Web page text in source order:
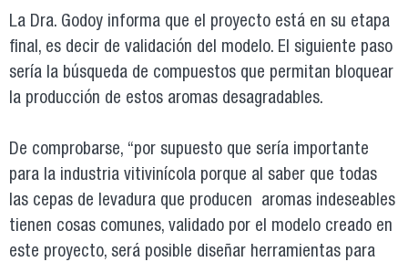
La Dra. Godoy informa que el proyecto está en su etapa
final, es decir de validación del modelo. El siguiente paso
sería la búsqueda de compuestos que permitan bloquear
la producción de estos aromas desagradables.
De comprobarse, “por supuesto que sería importante
para la industria vitivinícola porque al saber que todas
las cepas de levadura que producen aromas indeseables
tienen cosas comunes, validado por el modelo creado en
este proyecto, será posible diseñar herramientas para